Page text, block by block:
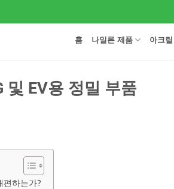
홈 나일론 제품 아크
및 EV용 정밀 부품
편하는가?